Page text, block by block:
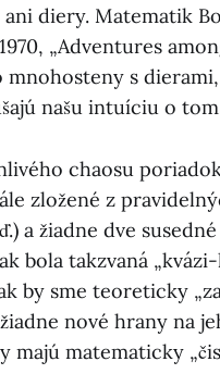
diery. Matematik
„Adventures
mnohosteny s
našu intuíciu o
chaosu
zložené z
a žiadne dve
bola takzvaná
by sme teoreticky
nové hrany na
majú matematicky